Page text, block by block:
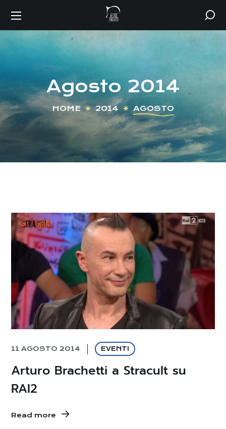
Agosto 2014
HOME 2014 AGOSTO
11 AGOSTO 2014 EVENTI
Arturo Brachetti a Stracult su
RAI2
Read more